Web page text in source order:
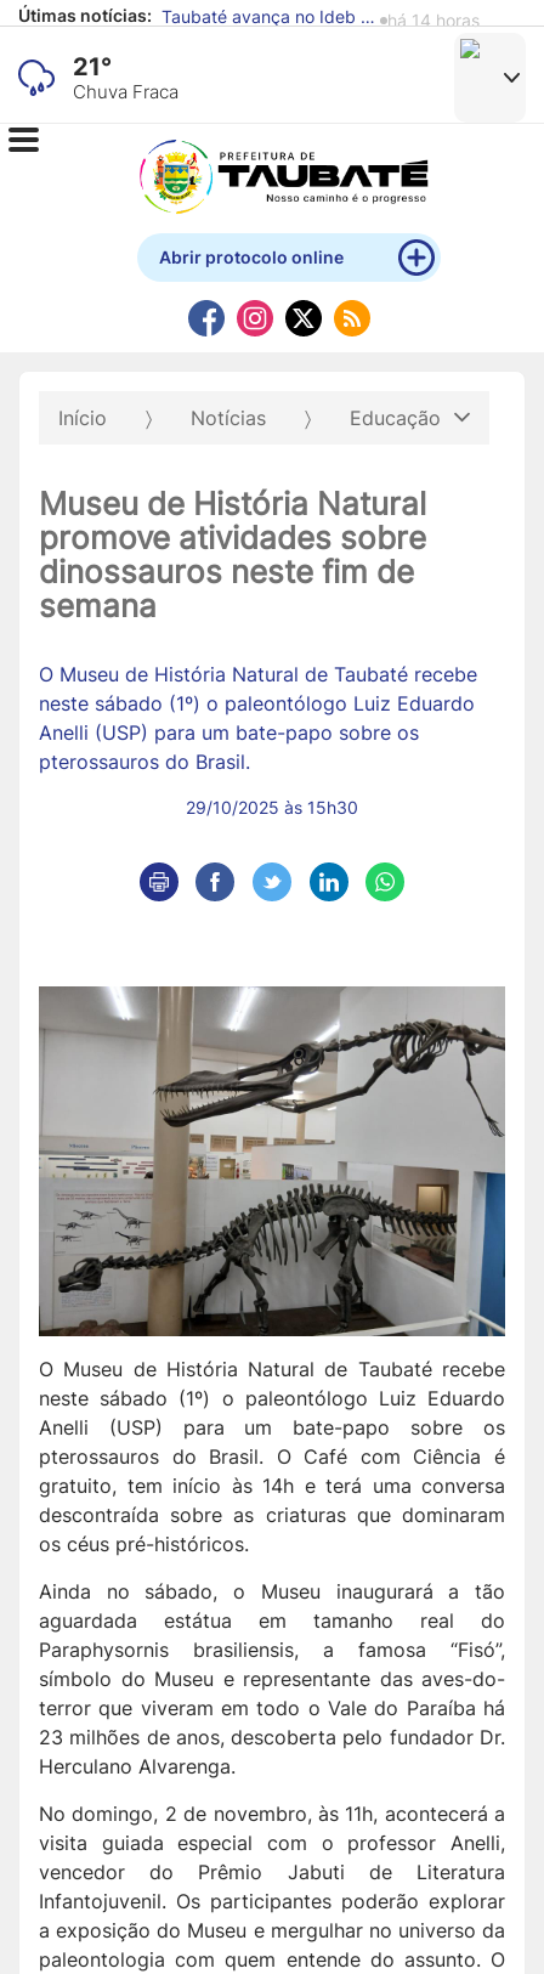
Útimas notícias:
Defesa Civil de Taubaté alerta para previsão de chuva e ventos fortes
há 15 horas
21°
Chuva Fraca
Abrir protocolo online
Início Notícias Educação
Museu de História Natural
promove atividades sobre
dinossauros neste fim de
semana
O Museu de História Natural de Taubaté recebe
neste sábado (1º) o paleontólogo Luiz Eduardo
Anelli (USP) para um bate-papo sobre os
pterossauros do Brasil.
29/10/2025 às 15h30
O Museu de História Natural de Taubaté recebe
neste sábado (1º) o paleontólogo Luiz Eduardo
Anelli (USP) para um bate-papo sobre os
pterossauros do Brasil. O Café com Ciência é
gratuito, tem início às 14h e terá uma conversa
descontraída sobre as criaturas que dominaram
os céus pré-históricos.
Ainda no sábado, o Museu inaugurará a tão
aguardada estátua em tamanho real do
Paraphysornis brasiliensis, a famosa “Fisó”,
símbolo do Museu e representante das aves-do-
terror que viveram em todo o Vale do Paraíba há
23 milhões de anos, descoberta pelo fundador Dr.
Herculano Alvarenga.
No domingo, 2 de novembro, às 11h, acontecerá a
visita guiada especial com o professor Anelli,
vencedor do Prêmio Jabuti de Literatura
Infantojuvenil. Os participantes poderão explorar
a exposição do Museu e mergulhar no universo da
paleontologia com quem entende do assunto. O